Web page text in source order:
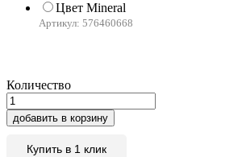
Цвет Mineral
Артикул: 576460668
Количество
добавить в корзину
Купить в 1 клик